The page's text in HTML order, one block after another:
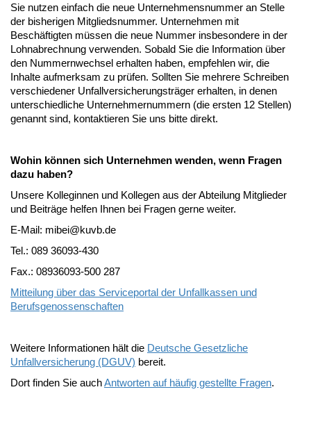
Sie nutzen einfach die neue Unternehmensnummer an Stelle
der bisherigen Mitgliedsnummer. Unternehmen mit
Beschäftigten müssen die neue Nummer insbesondere in der
Lohnabrechnung verwenden. Sobald Sie die Information über
den Nummernwechsel erhalten haben, empfehlen wir, die
Inhalte aufmerksam zu prüfen. Sollten Sie mehrere Schreiben
verschiedener Unfallversicherungsträger erhalten, in denen
unterschiedliche Unternehmernummern (die ersten 12 Stellen)
genannt sind, kontaktieren Sie uns bitte direkt.
Wohin können sich Unternehmen wenden, wenn Fragen
dazu haben?
Unsere Kolleginnen und Kollegen aus der Abteilung Mitglieder
und Beiträge helfen Ihnen bei Fragen gerne weiter.
E-Mail: mibei@kuvb.de
Tel.: 089 36093-430
Fax.: 08936093-500 287
Mitteilung über das Serviceportal der Unfallkassen und
Berufsgenossenschaften
Weitere Informationen hält die Deutsche Gesetzliche
Unfallversicherung (DGUV) bereit.
Dort finden Sie auchAntworten auf häufig gestellte Fragen.